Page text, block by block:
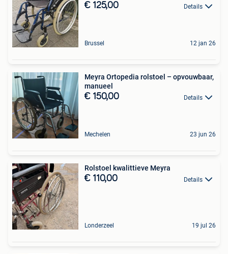
€ 125,00 Details
Brussel 12 jan 26
Meyra Ortopedia rolstoel – opvouwbaar,
manueel
€ 150,00 Details
Mechelen 23 jun 26
Rolstoel kwalittieve Meyra
€ 110,00 Details
Londerzeel 19 jul 26